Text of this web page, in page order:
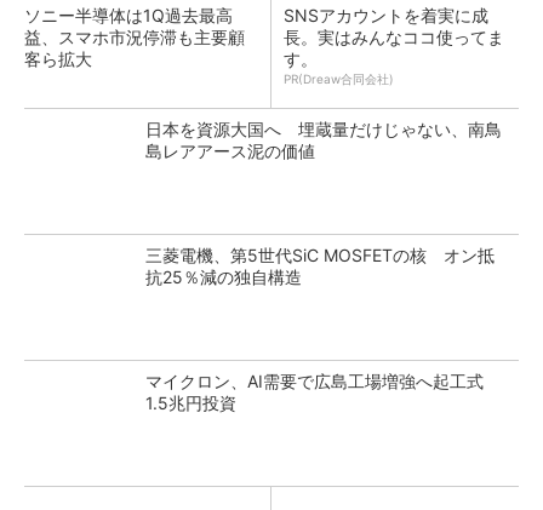
ソニー半導体は1Q過去最高
益、スマホ市況停滞も主要顧
客ら拡大
SNSアカウントを着実に成
長。実はみんなココ使ってま
す。
PR(Dreaw合同会社)
日本を資源大国へ 埋蔵量だけじゃない、南鳥
島レアアース泥の価値
三菱電機、第5世代SiC MOSFETの核 オン抵
抗25％減の独自構造
マイクロン、AI需要で広島工場増強へ起工式
1.5兆円投資